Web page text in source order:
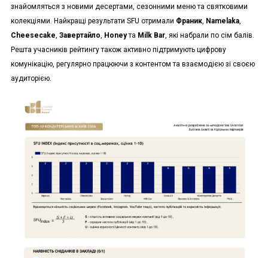
знайомляться з новими десертами, сезонними меню та святковими
колекціями. Найкращі результати SFU отримали Франик, Namelaka,
Cheesecake Завертайло Honeyта Milk Bar, які набрали по сім балів.
Решта учасників рейтингу також активно підтримують цифрову
комунікацію, регулярно працюючи з контентом та взаємодією зі своєю
аудиторією.